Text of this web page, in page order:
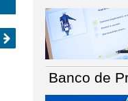
Banco de